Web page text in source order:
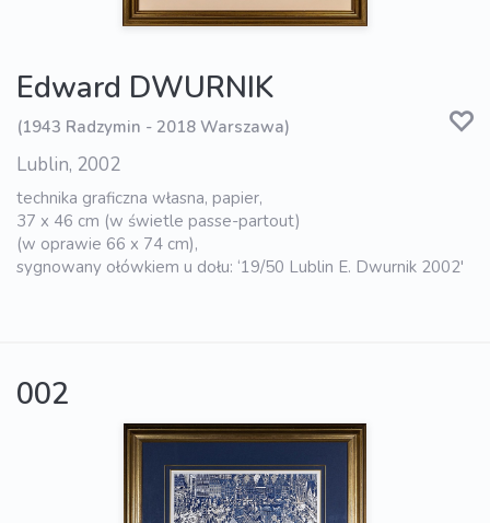
Edward DWURNIK
(1943 Radzymin - 2018 Warszawa)
Lublin, 2002
technika graficzna własna, papier,
37 x 46 cm (w świetle passe-partout)
(w oprawie 66 x 74 cm),
sygnowany ołówkiem u dołu: ‘19/50 Lublin E. Dwurnik 2002'
002